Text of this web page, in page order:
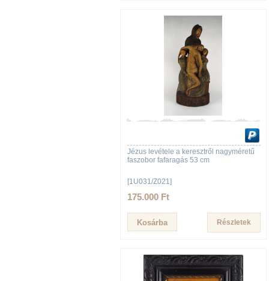
Jézus levétele a keresztről nagyméretű
faszobor fafaragás 53 cm
[1U031/Z021]
175.000 Ft
Részletek